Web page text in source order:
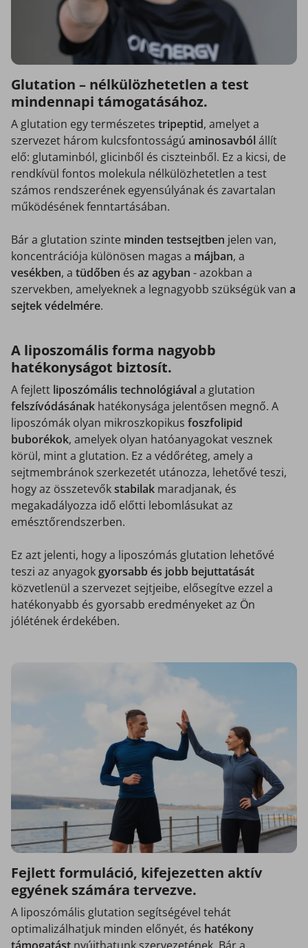
Glutation – nélkülözhetetlen a test
mindennapi támogatásához.
A glutation egy természetes tripeptid, amelyet a
szervezet három kulcsfontosságú aminosavbólállít
elő: glutaminból, glicinből és ciszteinből. Ez a kicsi, de
rendkívül fontos molekula nélkülözhetetlen a test
számos rendszerének egyensúlyának és zavartalan
működésének fenntartásában.
Bár a glutation szinte minden testsejtben jelen van,
koncentrációja különösen magas a májban, a
vesékben, a tüdőben és az agyban - azokban a
szervekben, amelyeknek a legnagyobb szükségük van a
sejtek védelmére.
A liposzomális forma nagyobb
hatékonyságot biztosít.
A fejlett liposzómális technológiávala glutation
felszívódásának hatékonysága jelentősen megnő. A
liposzómák olyan mikroszkopikus foszfolipid
buborékok, amelyek olyan hatóanyagokat vesznek
körül, mint a glutation. Ez a védőréteg, amely a
sejtmembránok szerkezetét utánozza, lehetővé teszi,
hogy az összetevőkstabilak maradjanak, és
megakadályozza idő előtti lebomlásukat az
emésztőrendszerben.
Ez azt jelenti, hogy a liposzómás glutation lehetővé
teszi az anyagok gyorsabb és jobb bejuttatását
közvetlenül a szervezet sejtjeibe, elősegítve ezzel a
hatékonyabb és gyorsabb eredményeket az Ön
jólétének érdekében.
Fejlett formuláció, kifejezetten aktív
egyének számára tervezve.
A liposzómális glutation segítségével tehát
optimalizálhatjuk minden előnyét, és hatékony